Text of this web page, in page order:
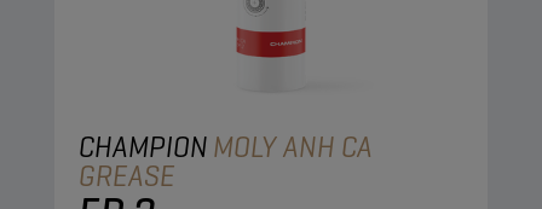
CHAMPIONMOLY ANH CA
GREASE